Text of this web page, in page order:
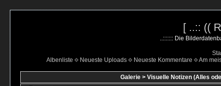
[ ..:: ((
..::::::: Die
Albenliste
Neueste Uploads Neueste Kommentare Am
Galerie > Visuelle Notizen (Alles